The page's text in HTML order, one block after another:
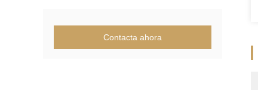
Contacta ahora